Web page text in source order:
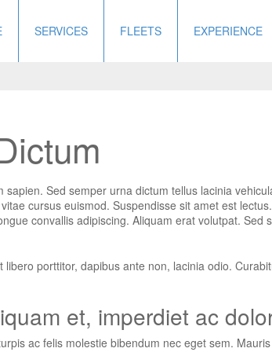
SERVICES FLEETS EXPERIENCE
Sed semper urna dictum tellus lacinia
cursus euismod. Suspendisse sit amet est lectus.
convallis adipiscing. Aliquam erat volutpat.
porttitor, dapibus ante non, lacinia odio.
et, imperdiet ac
ac felis molestie bibendum nec eget sem.